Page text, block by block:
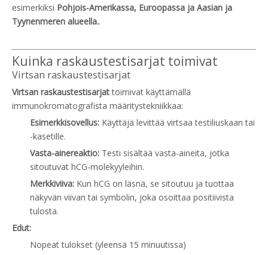
esimerkiksi Pohjois-Amerikassa, Euroopassa ja Aasian ja
Tyynenmeren alueella..
Kuinka raskaustestisarjat toimivat
Virtsan raskaustestisarjat
Virtsan raskaustestisarjattoimivat käyttämällä
immunokromatografista määritystekniikkaa:
Esimerkkisovellus: Käyttäjä levittää virtsaa testiliuskaan tai
-kasetille.
Vasta-ainereaktio: Testi sisältää vasta-aineita, jotka
sitoutuvat hCG-molekyyleihin.
Merkkiviiva: Kun hCG on läsnä, se sitoutuu ja tuottaa
näkyvän viivan tai symbolin, joka osoittaa positiivista
tulosta.
Edut:
Nopeat tulokset (yleensä 15 minuutissa)